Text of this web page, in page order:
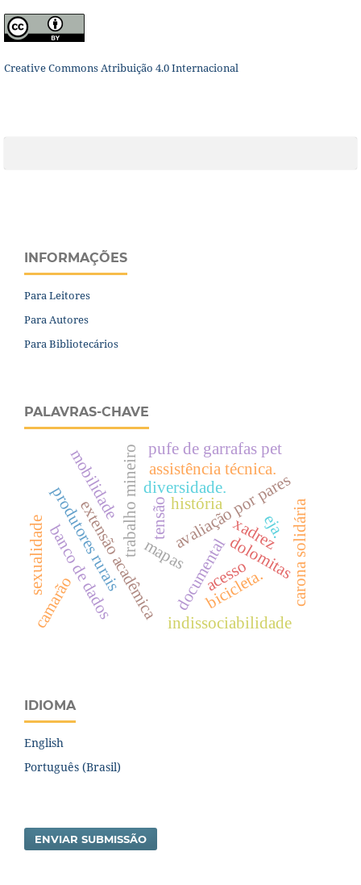
Creative Commons Atribuição 4.0 Internacional
INFORMAÇÕES
Para Leitores
Para Autores
Para Bibliotecários
PALAVRAS-CHAVE
avaliação por pares
trabalho mineiro
dolomitas
documental
extensão acadêmica história
indissociabilidade
diversidade.
produtores rurais
assistência técnica.
mapas
banco de dados carona solidária
mobilidade
bicicleta.
pufe de garrafas pet
camarão
xadrez
sexualidade tensão eja.
acesso
IDIOMA
English
Português (Brasil)
ENVIAR SUBMISSÃO